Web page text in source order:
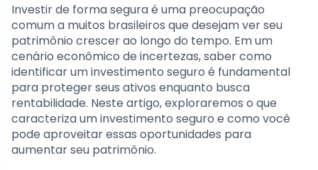
Investir de forma segura é uma preocupação
comum a muitos brasileiros que desejam ver seu
patrimônio crescer ao longo do tempo. Em um
cenário econômico de incertezas, saber como
identificar um investimento seguro é fundamental
para proteger seus ativos enquanto busca
rentabilidade. Neste artigo, exploraremos o que
caracteriza um investimento seguro e como você
pode aproveitar essas oportunidades para
aumentar seu patrimônio.